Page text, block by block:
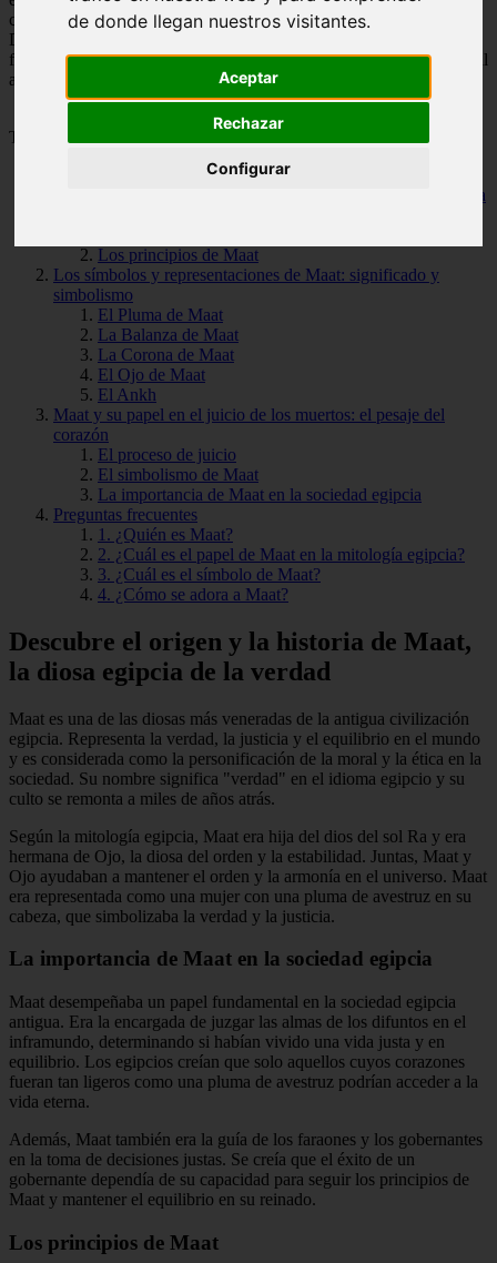
de donde llegan nuestros visitantes.
Aceptar
Rechazar
Configurar
cómo su culto se ha mantenido a lo largo de los siglos.
Descubriremos por qué Maat continúa siendo una de las diosas más
fascinantes y relevantes de la historia. ¡Acompáñanos en este viaje al
antiguo Egipto y conoce a la impecable diosa de la verdad!
Tabla de Contenido
Descubre el origen y la historia de Maat, la diosa egipcia de la
Los principios de Maat
Los símbolos y representaciones de Maat: significado y
simbolismo
El Pluma de Maat
La Balanza de Maat
La Corona de Maat
El Ojo de Maat
El Ankh
Maat y su papel en el juicio de los muertos: el pesaje del
corazón
El proceso de juicio
El simbolismo de Maat
La importancia de Maat en la sociedad egipcia
Preguntas frecuentes
1. ¿Quién es Maat?
2. ¿Cuál es el papel de Maat en la mitología egipcia?
3. ¿Cuál es el símbolo de Maat?
4. ¿Cómo se adora a Maat?
Descubre el origen y la historia de Maat,
la diosa egipcia de la verdad
Maat es una de las diosas más veneradas de la antigua civilización
egipcia. Representa la verdad, la justicia y el equilibrio en el mundo
y es considerada como la personificación de la moral y la ética en la
sociedad. Su nombre significa "verdad" en el idioma egipcio y su
culto se remonta a miles de años atrás.
Según la mitología egipcia, Maat era hija del dios del sol Ra y era
hermana de Ojo, la diosa del orden y la estabilidad. Juntas, Maat y
Ojo ayudaban a mantener el orden y la armonía en el universo. Maat
era representada como una mujer con una pluma de avestruz en su
cabeza, que simbolizaba la verdad y la justicia.
La importancia de Maat en la sociedad egipcia
Maat desempeñaba un papel fundamental en la sociedad egipcia
antigua. Era la encargada de juzgar las almas de los difuntos en el
inframundo, determinando si habían vivido una vida justa y en
equilibrio. Los egipcios creían que solo aquellos cuyos corazones
fueran tan ligeros como una pluma de avestruz podrían acceder a la
vida eterna.
Además, Maat también era la guía de los faraones y los gobernantes
en la toma de decisiones justas. Se creía que el éxito de un
gobernante dependía de su capacidad para seguir los principios de
Maat y mantener el equilibrio en su reinado.
Los principios de Maat